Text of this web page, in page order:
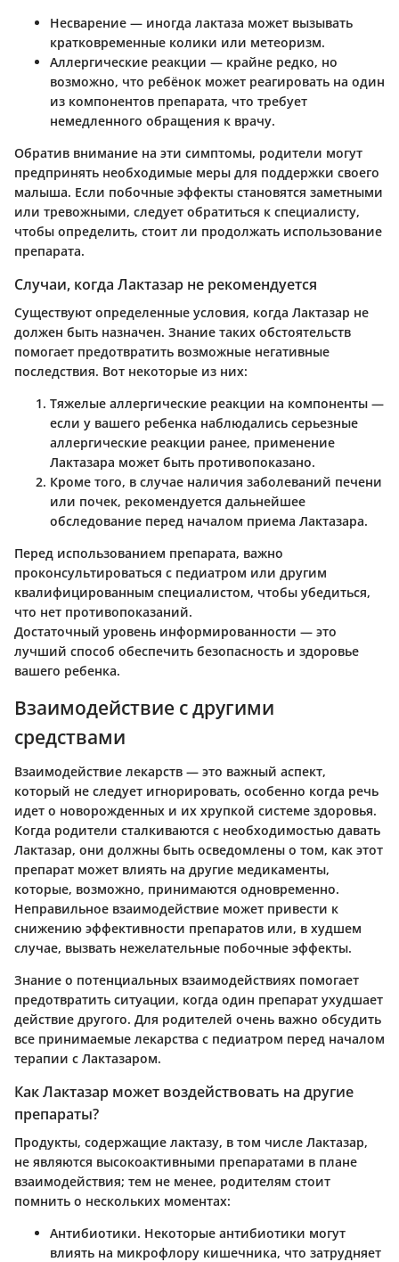
Несварение — иногда лактаза может вызывать
кратковременные колики или метеоризм.
Аллергические реакции — крайне редко, но
возможно, что ребёнок может реагировать на один
из компонентов препарата, что требует
немедленного обращения к врачу.
Обратив внимание на эти симптомы, родители могут
предпринять необходимые меры для поддержки своего
малыша. Если побочные эффекты становятся заметными
или тревожными, следует обратиться к специалисту,
чтобы определить, стоит ли продолжать использование
препарата.
Случаи, когда Лактазар не рекомендуется
Существуют определенные условия, когда Лактазар не
должен быть назначен. Знание таких обстоятельств
помогает предотвратить возможные негативные
последствия. Вот некоторые из них:
Тяжелые аллергические реакции на компоненты —
если у вашего ребенка наблюдались серьезные
аллергические реакции ранее, применение
Лактазара может быть противопоказано.
Кроме того, в случае наличия заболеваний печени
или почек, рекомендуется дальнейшее
обследование перед началом приема Лактазара.
Перед использованием препарата, важно
проконсультироваться с педиатром или другим
квалифицированным специалистом, чтобы убедиться,
что нет противопоказаний.
Достаточный уровень информированности — это
лучший способ обеспечить безопасность и здоровье
вашего ребенка.
Взаимодействие с другими
средствами
Взаимодействие лекарств — это важный аспект,
который не следует игнорировать, особенно когда речь
идет о новорожденных и их хрупкой системе здоровья.
Когда родители сталкиваются с необходимостью давать
Лактазар, они должны быть осведомлены о том, как этот
препарат может влиять на другие медикаменты,
которые, возможно, принимаются одновременно.
Неправильное взаимодействие может привести к
снижению эффективности препаратов или, в худшем
случае, вызвать нежелательные побочные эффекты.
Знание о потенциальных взаимодействиях помогает
предотвратить ситуации, когда один препарат ухудшает
действие другого. Для родителей очень важно обсудить
все принимаемые лекарства с педиатром перед началом
терапии с Лактазаром.
Как Лактазар может воздействовать на другие
препараты?
Продукты, содержащие лактазу, в том числе Лактазар,
не являются высокоактивными препаратами в плане
взаимодействия; тем не менее, родителям стоит
помнить о нескольких моментах:
Антибиотики. Некоторые антибиотики могут
влиять на микрофлору кишечника, что затрудняет